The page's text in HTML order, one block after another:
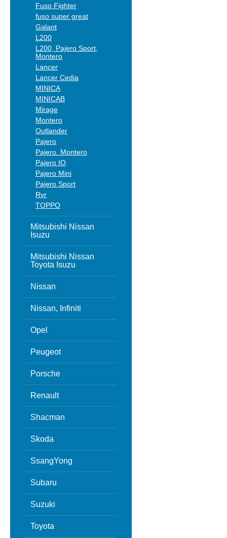
Fuso Fighter
fuso super great
Galant
L200
L200, Pajero Sport,
Montero
Lancer
Lancer Cedia
MINICA
MINICAB
Mirage
Montero
Outlander
Pajero
Pajero. Montero
Pajero IO
Pajero Mini
Pajero Sport
Rvr
TOPPO
Mitsubishi Nissan
Isuzu
Mitsubishi Nissan
Toyota Isuzu
Nissan
Nissan, Infiniti
Opel
Peugeot
Porsche
Renault
Shacman
Skoda
SsangYong
Subaru
Suzuki
Toyota